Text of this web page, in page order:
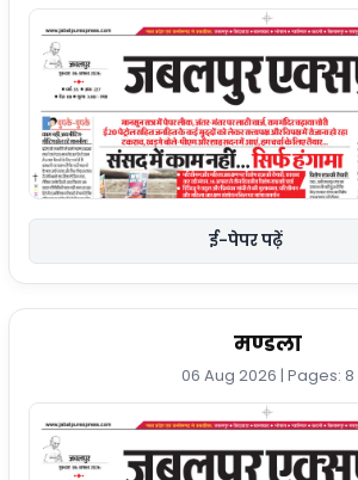
ई-पेपर पढ़ें
मण्डला
06 Aug 2026 | Pages: 8